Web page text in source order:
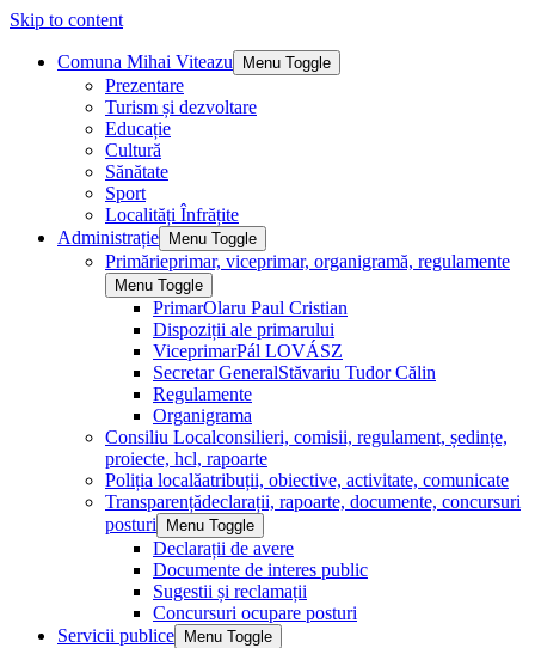
Skip to content
Comuna Mihai Viteazu Menu Toggle
Prezentare
Turism și dezvoltare
Educație
Cultură
Sănătate
Sport
Localități Înfrățite
Administrație
Menu Toggle
Primărieprimar, viceprimar, organigramă, regulamente
Menu Toggle
PrimarOlaru Paul Cristian
Dispoziții ale primarului
ViceprimarPál LOVÁSZ
Secretar GeneralStăvariu Tudor Călin
Regulamente
Organigrama
Consiliu Localconsilieri, comisii, regulament, ședințe,
proiecte, hcl, rapoarte
Poliția localăatribuții, obiective, activitate, comunicate
Transparențădeclarații, rapoarte, documente, concursuri
posturi
Menu Toggle
Declarații de avere
Documente de interes public
Sugestii și reclamații
Concursuri ocupare posturi
Servicii publice
Menu Toggle